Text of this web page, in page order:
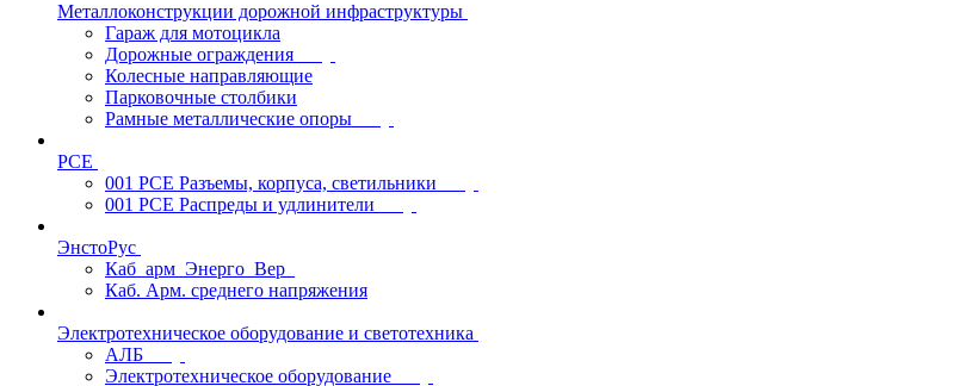
Металлоконструкции дорожной инфраструктуры
Гараж для мотоцикла
Дорожные ограждения
Колесные направляющие
Парковочные столбики
Рамные металлические опоры
PCE
001 PCE Разъемы, корпуса, светильники
001 PCE Распреды и удлинители
ЭнстоРус
Каб_арм_Энерго_Вер_
Каб. Арм. среднего напряжения
Электротехническое оборудование и светотехника
АЛБ
Электротехническое оборудование